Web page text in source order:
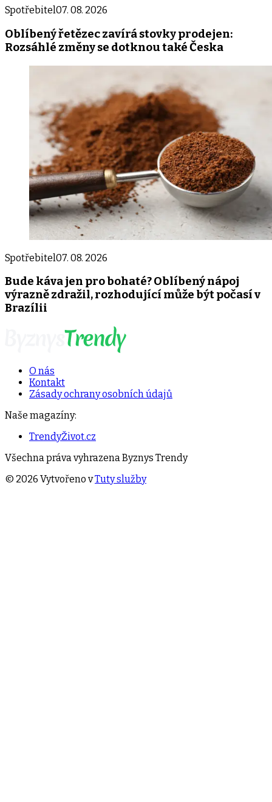
Spotřebitel07. 08. 2026
Oblíbený řetězec zavírá stovky prodejen:
Rozsáhlé změny se dotknou také Česka
Spotřebitel07. 08. 2026
Bude káva jen pro bohaté? Oblíbený nápoj
výrazně zdražil, rozhodující může být počasí v
Brazílii
O nás
Kontakt
Zásady ochrany osobních údajů
Naše magazíny:
TrendyŽivot.cz
Všechna práva vyhrazenaByznys Trendy
© 2026 Vytvořeno vTuty služby